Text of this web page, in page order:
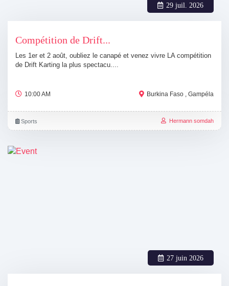
Compétition de Drift...
Les 1er et 2 août, oubliez le canapé et venez vivre LA compétition
de Drift Karting la plus spectacu....
29 juil. 2026
10:00 AM Burkina Faso , Gampéla
Sports Hermann somdah
27 juin 2026